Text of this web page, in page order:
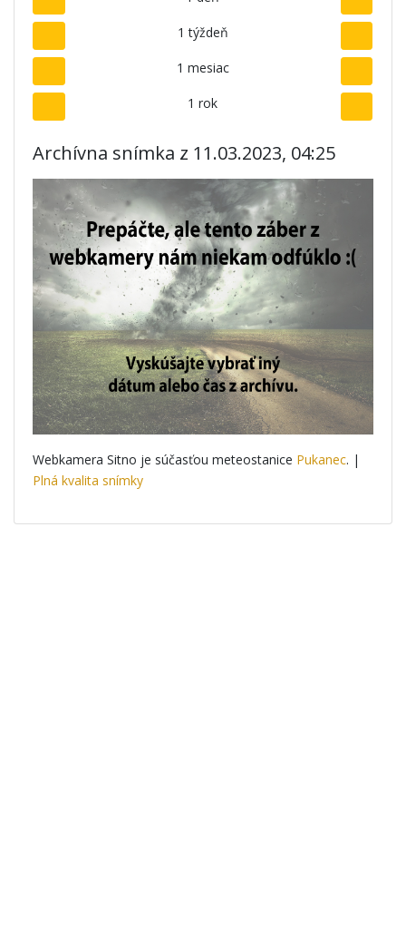
1 týždeň
1 mesiac
1 rok
Archívna snímka z 11.03.2023, 04:25
Webkamera Sitno je súčasťou meteostanice Pukanec. |
Plná kvalita snímky